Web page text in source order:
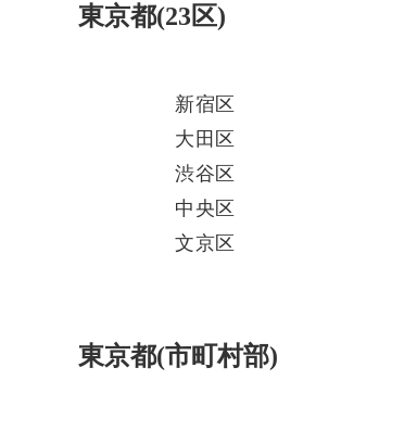
東京都(23区)
新宿区
大田区
渋谷区
中央区
文京区
東京都(市町村部)